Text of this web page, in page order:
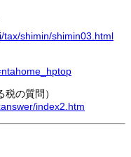
tax/shimin/shimin03.html
の質問）
index2.htm